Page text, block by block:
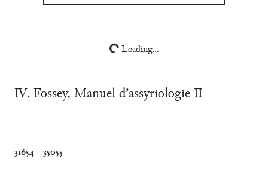
Loading...
Ⅳ. Fossey, Manuel d’assyriologie Ⅱ
31654–35055